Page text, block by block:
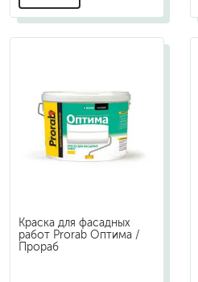
Краска для фасадных
работ Prorab Оптима /
Прораб